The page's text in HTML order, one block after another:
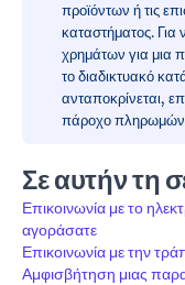
προϊόντων ή τις
καταστήματος. Για
χρημάτων για μια
το διαδικτυακό
ανταποκρίνεται,
πάροχο
Σε αυτήν τη
Επικοινωνία με το
αγοράσατε
Επικοινωνία με την
Αμφισβήτηση μιας